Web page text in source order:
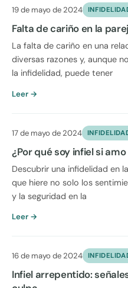
19 de mayo de 2024
Falta de cariño en la
La falta de cariño en una
diversas razones y, aunque
la infidelidad, puede tener
Leer →
17 de mayo de 2024
¿Por qué soy infiel si
Descubrir una infidelidad en
que hiere no solo los
y la seguridad en la
Leer →
16 de mayo de 2024
Infiel arrepentido: